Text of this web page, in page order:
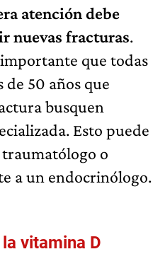
atención debe
nuevas fracturas.
que todas
de 50 años que
busquen
Esto puede
o
a un endocrinólogo.
vitamina D